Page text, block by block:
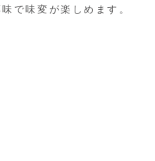
で味変が楽しめます。